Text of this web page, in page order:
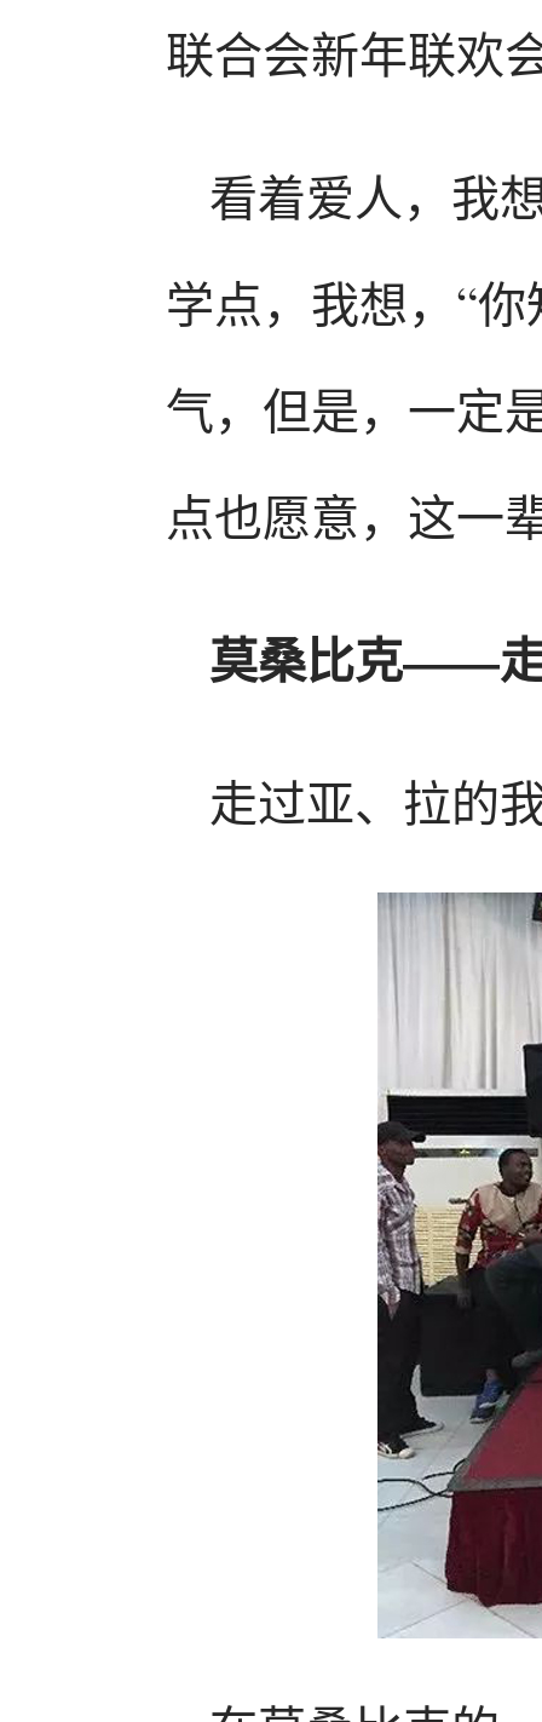
联合会新年联欢
看着爱人，我
学点，我想，“
气，但是，一定
点也愿意，这一
莫桑比克——
走过亚、拉的